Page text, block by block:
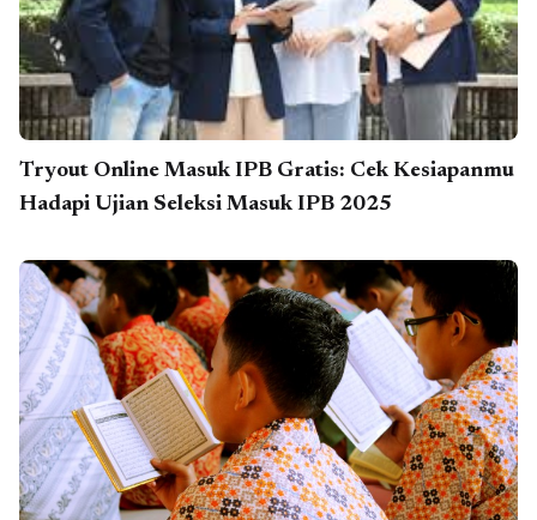
Tryout Online Masuk IPB Gratis: Cek Kesiapanmu
Hadapi Ujian Seleksi Masuk IPB 2025